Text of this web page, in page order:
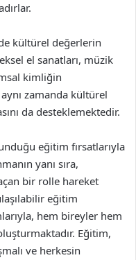
kültürel değerlerin
el sanatları, müzik
kimliğin
zamanda kültürel
da desteklemektedir.
eğitim fırsatlarıyla
yanı sıra,
bir rolle hareket
eğitim
hem bireyler hem
Eğitim,
ve herkesin